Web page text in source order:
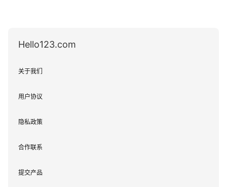
Hello123.com
关于我们
用户协议
隐私政策
合作联系
提交产品